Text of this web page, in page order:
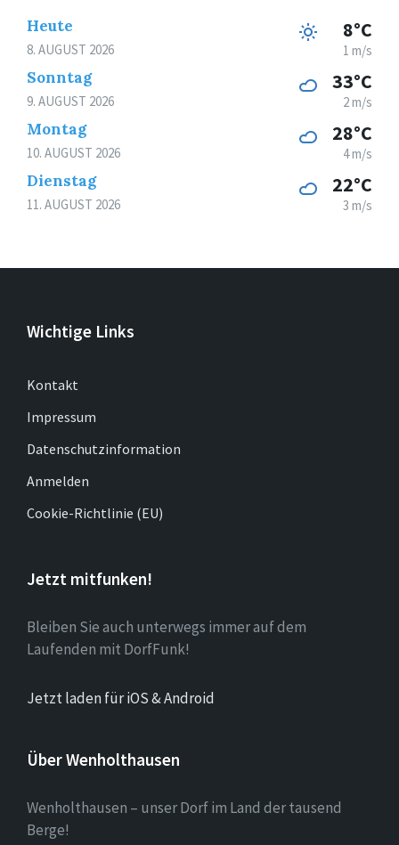
Heute
8. AUGUST 2026
8°C
1 m/s
Sonntag
9. AUGUST 2026
33°C
2 m/s
Montag
10. AUGUST 2026
28°C
4 m/s
Dienstag
11. AUGUST 2026
22°C
3 m/s
Wichtige Links
Kontakt
Impressum
Datenschutzinformation
Anmelden
Cookie-Richtlinie (EU)
Jetzt mitfunken!
Bleiben Sie auch unterwegs immer auf dem
Laufenden mit DorfFunk!
Jetzt laden für iOS & Android
Über Wenholthausen
Wenholthausen – unser Dorf im Land der tausend
Berge!